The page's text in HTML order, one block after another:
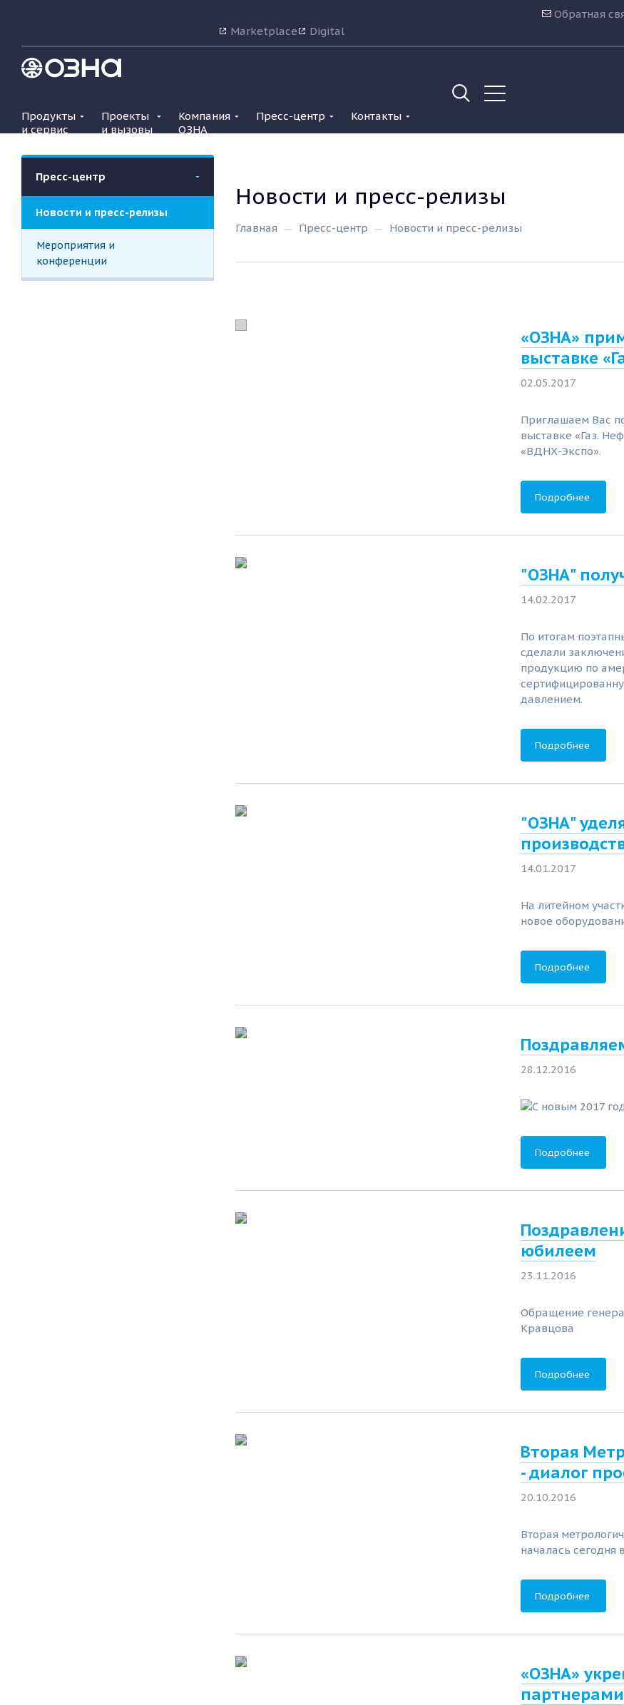
Обратная
Marketplace
Digital
Продукты
и сервис
Проекты
и вызовы
Компания
ОЗНА
Пресс-центр Контакты
Пресс-центр
Новости и пресс-релизы
Мероприятия и
конференции
Новости и пресс-релизы
Главная Пресс-центр Новости и пресс-релизы
«ОЗНА»
выставке
02.05.2017
Приглашаем Вас
выставке «Газ.
«ВДНХ-Экспо».
Подробнее
"ОЗНА"
14.02.2017
По итогам
сделали
продукцию по
давлением.
Подробнее
"ОЗНА"
14.01.2017
На литейном
новое
Подробнее
28.12.2016
Подробнее
юбилеем
23.11.2016
Обращение
Кравцова
Подробнее
Вторая
- диалог
20.10.2016
Вторая
началась сегодня
Подробнее
«ОЗНА»
партнерами